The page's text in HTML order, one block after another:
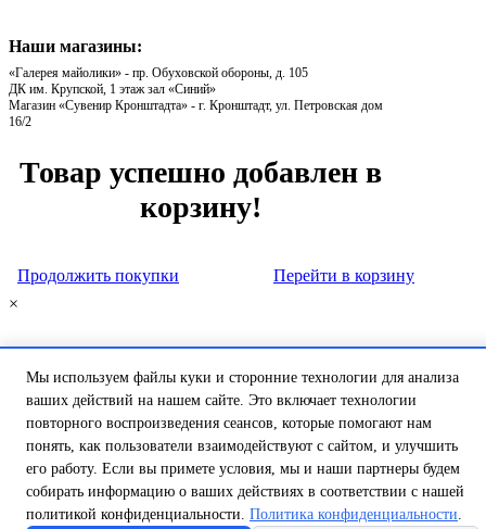
Наши магазины:
«Галерея майолики» - пр. Обуховской обороны, д. 105
ДК им. Крупской, 1 этаж зал «Синий»
Магазин «Сувенир Кронштадта» - г. Кронштадт, ул. Петровская дом
16/2
Товар успешно добавлен в
корзину!
Продолжить покупки
Перейти в корзину
×
Мы используем файлы куки и сторонние технологии для анализа
ваших действий на нашем сайте. Это включает технологии
повторного воспроизведения сеансов, которые помогают нам
понять, как пользователи взаимодействуют с сайтом, и улучшить
его работу. Если вы примете условия, мы и наши партнеры будем
собирать информацию о ваших действиях в соответствии с нашей
политикой конфиденциальности. Политика конфиденциальности.